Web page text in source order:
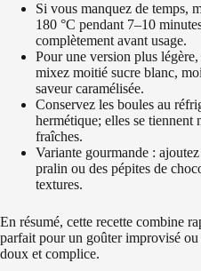
Si vous manquez de temps,
180 °C pendant 7–10
complètement avant usage.
Pour une version plus
mixez moitié sucre blanc,
saveur caramélisée.
Conservez les boules au
hermétique; elles se tiennent
fraîches.
Variante gourmande :
pralin ou des pépites de
textures.
En résumé, cette recette combine
parfait pour un goûter improvisé
doux et complice.